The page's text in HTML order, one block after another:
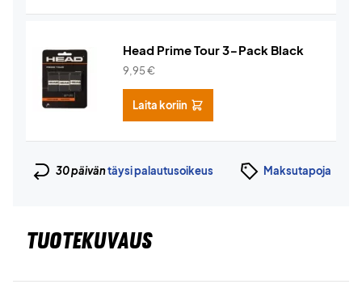
Head Prime Tour 3-Pack Black
9,95€
Laita koriin
30 päiväntäysi palautusoikeus Maksutapoja
TUOTEKUVAUS